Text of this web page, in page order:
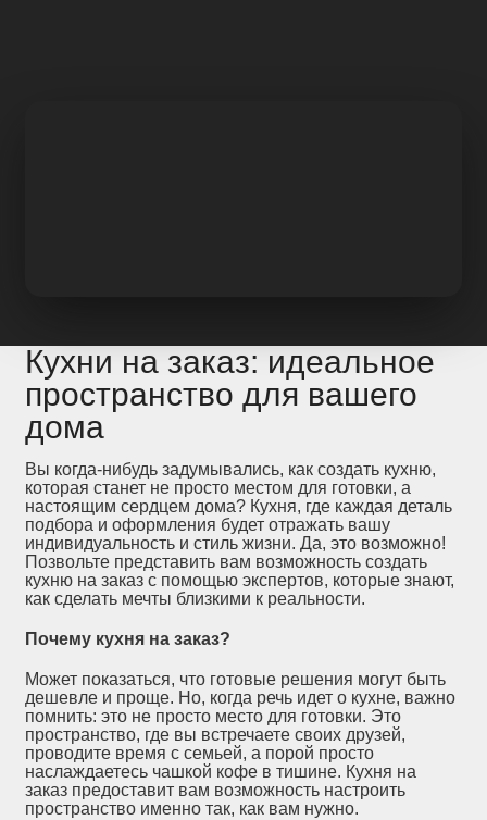
Кухни на заказ: идеальное
пространство для вашего
дома
Вы когда-нибудь задумывались, как создать кухню,
которая станет не просто местом для готовки, а
настоящим сердцем дома? Кухня, где каждая деталь
подбора и оформления будет отражать вашу
индивидуальность и стиль жизни. Да, это возможно!
Позвольте представить вам возможность создать
кухню на заказ с помощью экспертов, которые знают,
как сделать мечты близкими к реальности.
Почему кухня на заказ?
Может показаться, что готовые решения могут быть
дешевле и проще. Но, когда речь идет о кухне, важно
помнить: это не просто место для готовки. Это
пространство, где вы встречаете своих друзей,
проводите время с семьей, а порой просто
наслаждаетесь чашкой кофе в тишине. Кухня на
заказ предоставит вам возможность настроить
пространство именно так, как вам нужно.